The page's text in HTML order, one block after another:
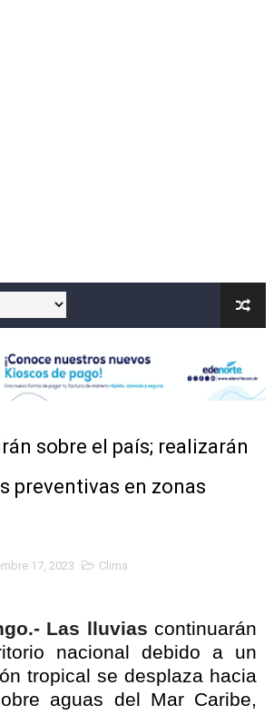
afirma retorno de 70.000 migrantes
desmantelan fábrica de
muerte de mujer en La Zurza,
deja un motorista fallecido y otra
termina en muerte de un joven en
sobre el país; realizarán
preventivas en zonas
17, 2023 Clima
Las lluvias continuarán
nacional debido a un
tropical se desplaza hacia
aguas del Mar Caribe,